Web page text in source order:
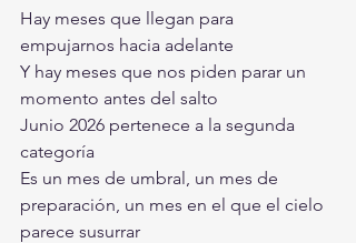
Hay meses que llegan para
empujarnos hacia adelante
Y hay meses que nos piden parar un
momento antes del salto
Junio 2026 pertenece a la segunda
categoría
Es un mes de umbral, un mes de
preparación, un mes en el que el cielo
parece susurrar